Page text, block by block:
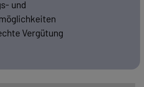
Projekte mit modernster
verlässliches Arbeitsumfeld